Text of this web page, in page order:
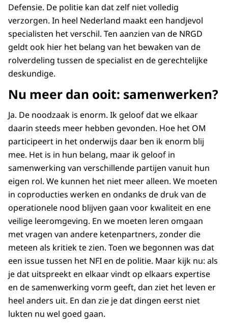
Defensie. De politie kan dat zelf niet volledig
verzorgen. In heel Nederland maakt een handjevol
specialisten het verschil. Ten aanzien van de NRGD
geldt ook hier het belang van het bewaken van de
rolverdeling tussen de specialist en de gerechtelijke
deskundige.
Nu meer dan ooit: samenwerken?
Ja. De noodzaak is enorm. Ik geloof dat we elkaar
daarin steeds meer hebben gevonden. Hoe het OM
participeert in het onderwijs daar ben ik enorm blij
mee. Het is in hun belang, maar ik geloof in
samenwerking van verschillende partijen vanuit hun
eigen rol. We kunnen het niet meer alleen. We moeten
in coproducties werken en ondanks de druk van de
operationele nood blijven gaan voor kwaliteit en ene
veilige leeromgeving. En we moeten leren omgaan
met vragen van andere ketenpartners, zonder die
meteen als kritiek te zien. Toen we begonnen was dat
een issue tussen het NFI en de politie. Maar kijk nu: als
je dat uitspreekt en elkaar vindt op elkaars expertise
en de samenwerking vorm geeft, dan ziet het leven er
heel anders uit. En dan zie je dat dingen eerst niet
lukten nu wel goed gaan.